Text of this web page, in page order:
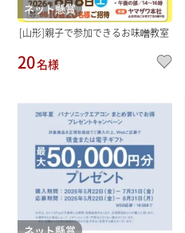
ネット懸賞
[山形]親子で参加できるお味噌教室
20名様